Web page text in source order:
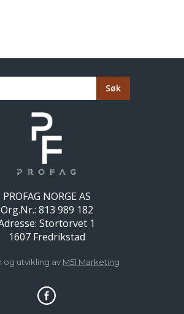
PROFAG NORGE AS
Org.Nr.: 813 989 182
Stortorvet 1
1607 Fredrikstad
og utvikling av M51 Marketing